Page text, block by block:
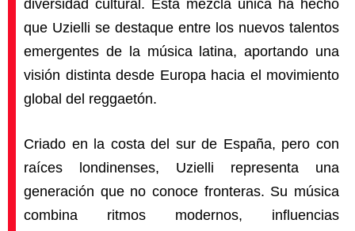
diversidad cultural. Esta mezcla única ha hecho
que Uzielli se destaque entre los nuevos talentos
emergentes de la música latina, aportando una
visión distinta desde Europa hacia el movimiento
global del reggaetón.
Criado en la costa del sur de España, pero con
raíces londinenses, Uzielli representa una
generación que no conoce fronteras. Su música
combina ritmos modernos, influencias